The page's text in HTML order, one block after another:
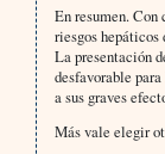
En resumen.
riesgos
La presentación
desfavorable
a sus graves
Más vale elegir